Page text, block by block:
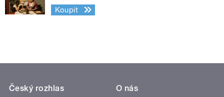
Koupit
Český rozhlas
O nás